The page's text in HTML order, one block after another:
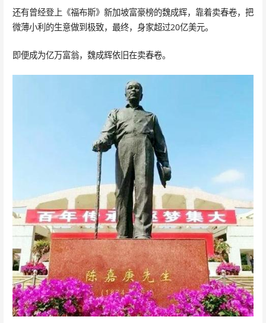
还有曾经登上《福布斯》新加坡富豪榜的魏成辉，靠着卖春卷，把
微薄小利的生意做到极致，最终，身家超过20亿美元。
即便成为亿万富翁，魏成辉依旧在卖春卷。